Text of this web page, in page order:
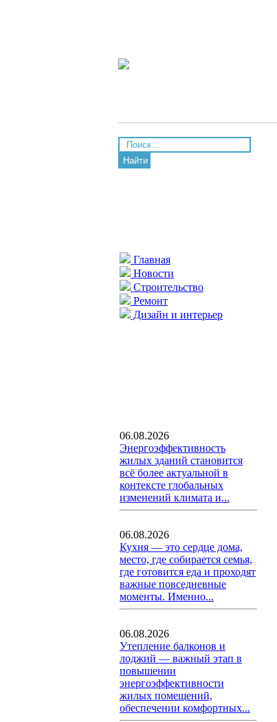
Найти
Главная
Новости
Строительство
Ремонт
Дизайн и интерьер
06.08.2026
Энергоэффективность
жилых зданий становится
всё более актуальной в
контексте глобальных
изменений климата и...
06.08.2026
Кухня — это сердце дома,
место, где собирается семья,
где готовится еда и проходят
важные повседневные
моменты. Именно...
06.08.2026
Утепление балконов и
лоджий — важный этап в
повышении
энергоэффективности
жилых помещений,
обеспечении комфортных...